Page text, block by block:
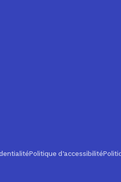
Politique d'accessibilité